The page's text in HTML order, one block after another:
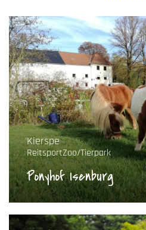
Kierspe
ReitsportZoo/Tierpark
Ponyhof Isenburg